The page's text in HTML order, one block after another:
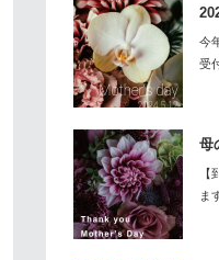
今
受
母
ま